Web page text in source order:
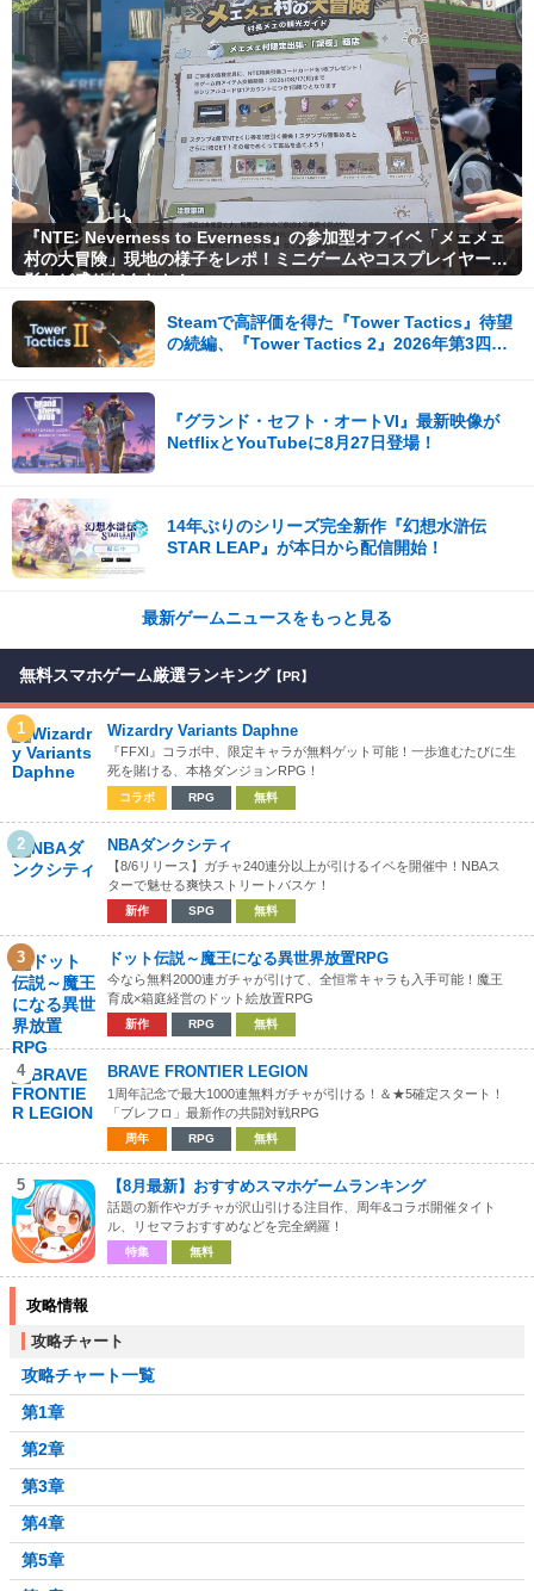
『NTE: Neverness to Everness』の参加型オフイベ「メェメェ
村の大冒険」現地の様子をレポ！ミニゲームやコスプレイヤー撮
影など盛りだくさん！
Steamで高評価を得た『Tower Tactics』待望
の続編、『Tower Tactics 2』2026年第3四半
『グランド・セフト・オートVI』最新映像が
NetflixとYouTubeに8月27日登場！
14年ぶりのシリーズ完全新作『幻想水滸伝
STAR LEAP』が本日から配信開始！
最新ゲームニュースをもっと見る
無料スマホゲーム厳選ランキング 【PR】
1 Wizardry Variants Daphne
『FFXI』コラボ中、限定キャラが無料ゲット可能！一歩進むたびに生
死を賭ける、本格ダンジョンRPG！
コラボ RPG 無料
2 NBAダンクシティ
【8/6リリース】ガチャ240連分以上が引けるイベを開催中！NBAス
ターで魅せる爽快ストリートバスケ！
新作 SPG 無料
3 ドット伝説～魔王になる異世界放置RPG
今なら無料2000連ガチャが引けて、全恒常キャラも入手可能！魔王
育成×箱庭経営のドット絵放置RPG
新作 RPG 無料
4 BRAVE FRONTIER LEGION
1周年記念で最大1000連無料ガチャが引ける！＆★5確定スタート！
「ブレフロ」最新作の共闘対戦RPG
周年 RPG 無料
5 【8月最新】おすすめスマホゲームランキング
話題の新作やガチャが沢山引ける注目作、周年&コラボ開催タイト
ル、リセマラおすすめなどを完全網羅！
特集 無料
攻略情報
攻略チャート
攻略チャート一覧
第1章
第2章
第3章
第4章
第5章